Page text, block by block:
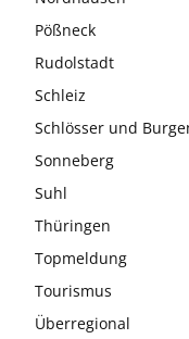
Pößneck
Rudolstadt
Schleiz
Schlösser und
Sonneberg
Suhl
Thüringen
Topmeldung
Tourismus
Überregional